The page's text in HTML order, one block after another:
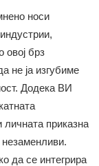
носи
овој брз
не ја изгубиме
Додека ВИ
приказна
незаменливи.
да се интегрира